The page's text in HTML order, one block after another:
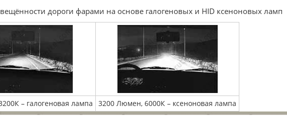
дороги фарами на основе галогеновых и HID ксеноновых ламп
– галогеновая лампа 3200 Люмен, 6000К – ксеноновая лампа